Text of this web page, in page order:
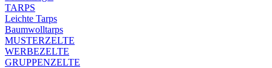
TARPS
Leichte Tarps
Baumwolltarps
MUSTERZELTE
WERBEZELTE
GRUPPENZELTE